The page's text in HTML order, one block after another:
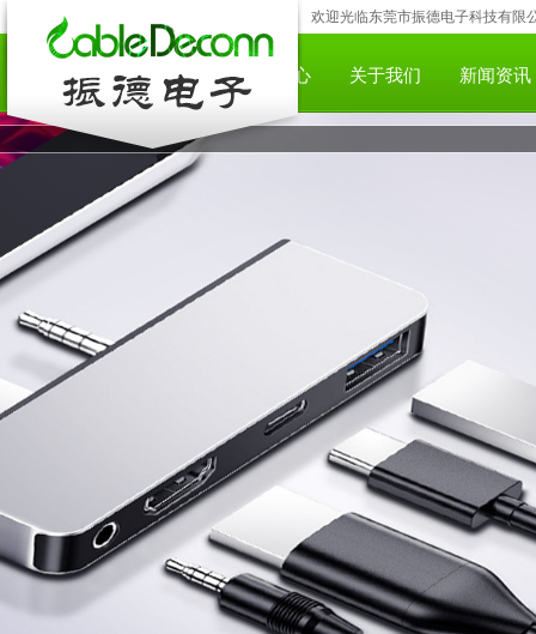
欢迎光临东莞市振德电子科技有限
网站首页 产品中心 下载中心 关于我们 新闻资讯